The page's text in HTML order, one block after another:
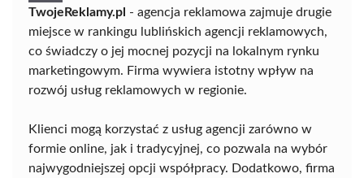
TwojeReklamy.pl - agencja reklamowa zajmuje drugie
miejsce w rankingu lublińskich agencji reklamowych,
co świadczy o jej mocnej pozycji na lokalnym rynku
marketingowym. Firma wywiera istotny wpływ na
rozwój usług reklamowych w regionie.
Klienci mogą korzystać z usług agencji zarówno w
formie online, jak i tradycyjnej, co pozwala na wybór
najwygodniejszej opcji współpracy. Dodatkowo, firma